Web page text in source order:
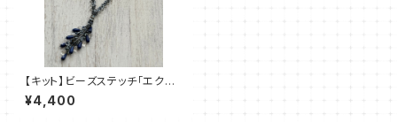
【キット】ビーズステッチ「エクラ・
ブルー」清水理子
¥4,400